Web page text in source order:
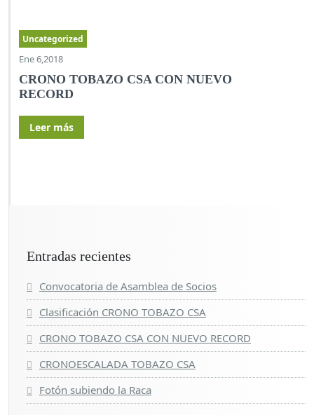
Uncategorized
Ene 6,2018
CRONO TOBAZO CSA CON NUEVO
RECORD
Leer más
Entradas recientes
Convocatoria de Asamblea de Socios
Clasificación CRONO TOBAZO CSA
CRONO TOBAZO CSA CON NUEVO RECORD
CRONOESCALADA TOBAZO CSA
Fotón subiendo la Raca